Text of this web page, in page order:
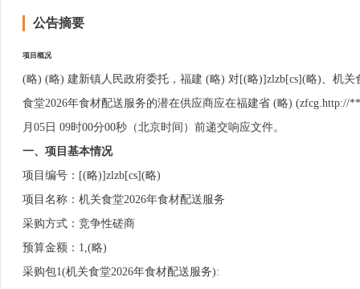
公告摘要
项目概况
(略) (略) 建新镇人民政府委托，福建 (略) 对[(略)]zlzb[cs](略)、机
食堂2026年食材配送服务的潜在供应商应在福建省 (略)
月05日 09时00分00秒（北京时间）前递交响应文件。
一、项目基本情况
项目编号：[(略)]zlzb[cs](略)
项目名称：机关食堂2026年食材配送服务
采购方式：竞争性磋商
预算金额：1,(略)
采购包1(机关食堂2026年食材配送服务):